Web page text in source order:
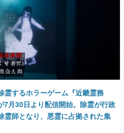
霊するホラーゲーム『近畿霊務
月30日より配信開始。除霊が行政
霊師となり、悪霊に占拠された集